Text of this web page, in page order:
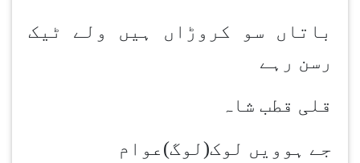
باتاں سو کروڑاں ہیں ولے ٹیک
رسن رہے
قلی قطب شاہ
جے ہوویں لوک(لوگ)عوام